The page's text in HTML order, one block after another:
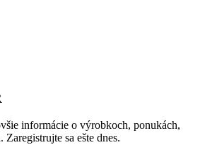
informácie o výrobkoch, ponukách,
sa ešte dnes.